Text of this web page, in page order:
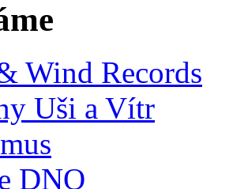
Wind Records
Uši a Vítr
DNO